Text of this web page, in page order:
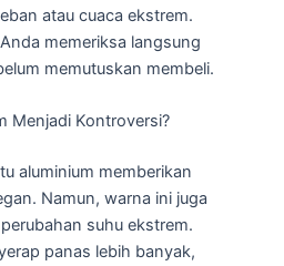
atau cuaca ekstrem.
memeriksa langsung
memutuskan membeli.
Menjadi Kontroversi?
aluminium memberikan
Namun, warna ini juga
suhu ekstrem.
panas lebih banyak,